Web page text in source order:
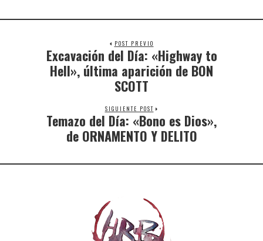
POST PREVIO
Excavación del Día: «Highway to
Hell», última aparición de BON
SCOTT
SIGUIENTE POST
Temazo del Día: «Bono es Dios»,
de ORNAMENTO Y DELITO